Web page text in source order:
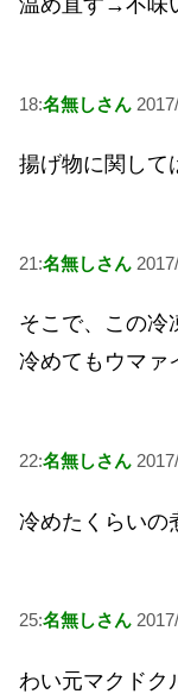
18:名無しさん
揚げ物に関して
21:名無しさん
そこで、この冷
冷めてもウマァ
22:名無しさん
冷めたくらいの
25:名無しさん
わい元マクドク